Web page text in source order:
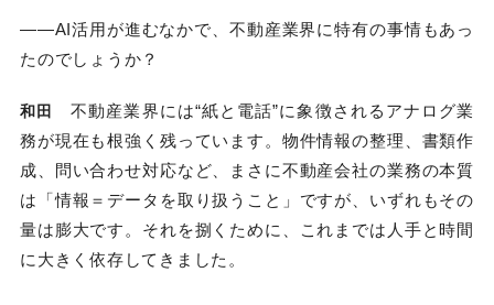
――AI活用が進むなかで、不動産業界に特有の事情もあっ
たのでしょうか？
和田
不動産業界には“紙と電話”に象徴されるアナログ業
務が現在も根強く残っています。物件情報の整理、書類作
成、問い合わせ対応など、まさに不動産会社の業務の本質
は「情報＝データを取り扱うこと」ですが、いずれもその
量は膨大です。それを捌くために、これまでは人手と時間
に大きく依存してきました。